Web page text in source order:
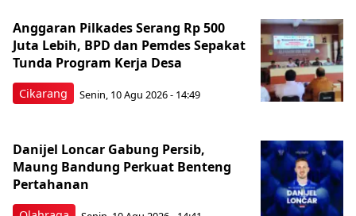
Cikarang
Anggaran Pilkades Serang Rp 500
Juta Lebih, BPD dan Pemdes Sepakat
Tunda Program Kerja Desa
Senin, 10 Agu 2026 - 14:49
Danijel Loncar Gabung Persib,
Maung Bandung Perkuat Benteng
Pertahanan